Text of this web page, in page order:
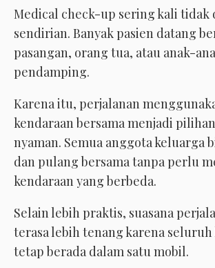
Medical check-up sering kali tidak
sendirian. Banyak pasien datang
pasangan, orang tua, atau anak-
pendamping.
Karena itu, perjalanan
kendaraan bersama menjadi
nyaman. Semua anggota keluarga
dan pulang bersama tanpa perlu
kendaraan yang berbeda.
Selain lebih praktis, suasana
terasa lebih tenang karena
tetap berada dalam satu mobil.